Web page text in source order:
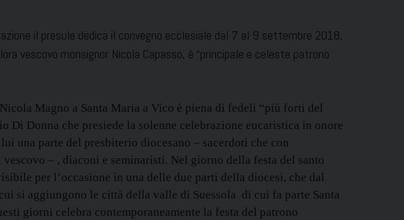
il presule dedica il convegno ecclesiale dal 7 al 9 settembre 2018,
vescovo monsignor Nicola Capasso, è “principale e celeste patrono
Magno a Santa Maria a Vico è piena di fedeli “più forti del
Donna che presiede la solenne celebrazione eucaristica in onore
una parte del presbiterio diocesano – sacerdoti che con
– , diaconi e seminaristi. Nel giorno della festa del santo
per l’occasione in una delle due parti della diocesi, che dal
si aggiungono le città della valle di Suessola di cui fa parte Santa
giorni celebra contemporaneamente la festa del patrono